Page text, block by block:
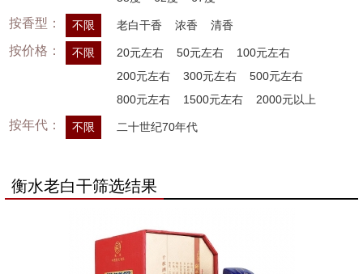
按香型： 不限 老白干香 浓香 清香
按价格： 不限 20元左右 50元左右
100元左右
200元左右
300元左右
500元左右
800元左右
1500元左右 2000元以上
按年代： 不限 二十世纪70年代
衡水老白干筛选结果